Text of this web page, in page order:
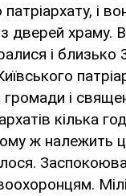
і
дверей храму.
і близько
і
кілька
ж належить